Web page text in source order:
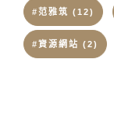
#范雅筑 (12)
#資源網站 (2)